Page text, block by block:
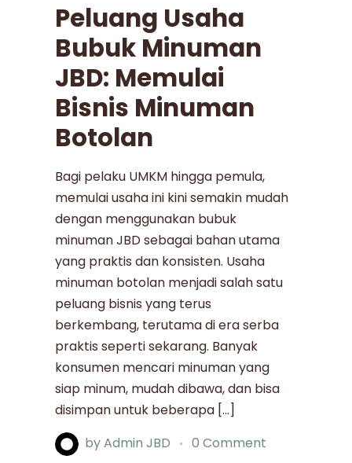
Peluang Usaha
Bubuk Minuman
JBD: Memulai
Bisnis Minuman
Botolan
Bagi pelaku UMKM hingga pemula,
memulai usaha ini kini semakin mudah
dengan menggunakan bubuk
minuman JBD sebagai bahan utama
yang praktis dan konsisten. Usaha
minuman botolan menjadi salah satu
peluang bisnis yang terus
berkembang, terutama di era serba
praktis seperti sekarang. Banyak
konsumen mencari minuman yang
siap minum, mudah dibawa, dan bisa
disimpan untuk beberapa […]
byAdmin JBD
0 Comment